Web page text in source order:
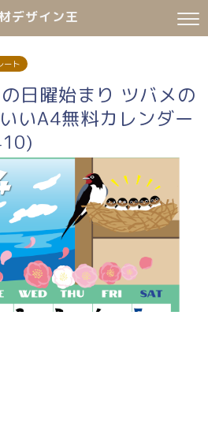
デザイン王
ート
日曜始まり ツバメの
いA4無料カレンダー